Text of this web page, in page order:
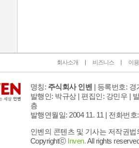
회사소개 비즈니스 이
명칭: 주식회사 인벤 | 등록번호: 경
발행인: 박규상 | 편집인: 강민우 |
층
발행연월일: 2004 11. 11 | 전화번호
인벤의 콘텐츠 및 기사는 저작권
Copyrightⓒ Inven.All rights